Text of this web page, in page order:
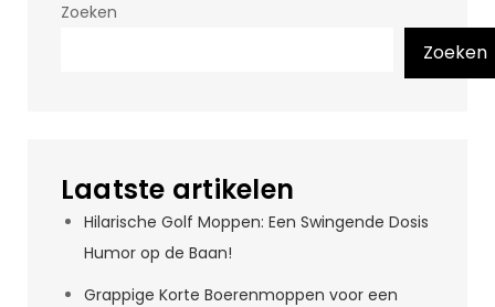
Zoeken
Zoeken
Laatste artikelen
Hilarische Golf Moppen: Een Swingende Dosis
Humor op de Baan!
Grappige Korte Boerenmoppen voor een